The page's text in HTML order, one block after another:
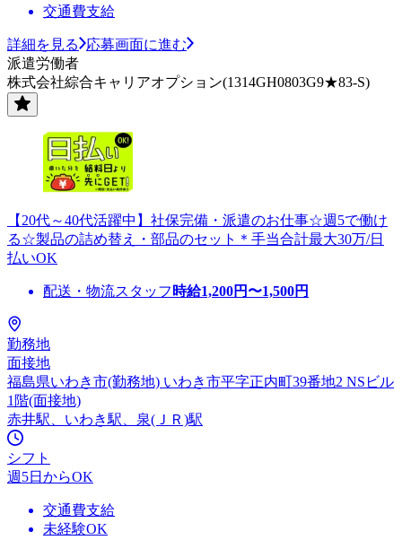
交通費支給
詳細を見る
応募画面に進む
派遣労働者
株式会社綜合キャリアオプション(1314GH0803G9★83-S)
【20代～40代活躍中】社保完備・派遣のお仕事☆週5で働け
る☆製品の詰め替え・部品のセット＊手当合計最大30万/日
払いOK
配送・物流スタッフ 時給1,200円〜1,500円
勤務地
面接地
福島県いわき市(勤務地) いわき市平字正内町39番地2 NSビル
1階(面接地)
赤井駅、いわき駅、泉(ＪＲ)駅
シフト
週5日からOK
交通費支給
未経験OK